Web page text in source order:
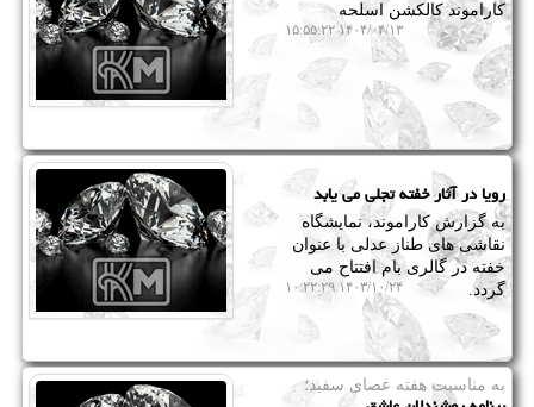
کاراموند کالکشن اسلحه
۱۴۰۴/۰۴/۱۳ ۱۵:۵۵:۲۲
رویا در آثار خفته تجلی می یابد
به گزارش کاراموند، نمایشگاه
نقاشی های طناز عدلی با عنوان
خفته در گالری بام افتتاح می
گردد.
۱۴۰۳/۱۰/۲۴ ۱۰:۲۲:۲۹
به مناسبت هفته عصای سفید؛